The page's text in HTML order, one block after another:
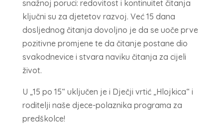
snažnoj poruci: redovitost i kontinuitet čitanja
ključni su za djetetov razvoj. Već 15 dana
dosljednog čitanja dovoljno je da se uoče prve
pozitivne promjene te da čitanje postane dio
svakodnevice i stvara naviku čitanja za cijeli
život.
U „15 po 15“ uključen je i Dječji vrtić „Hlojkica“ i
roditelji naše djece-polaznika programa za
predškolce!